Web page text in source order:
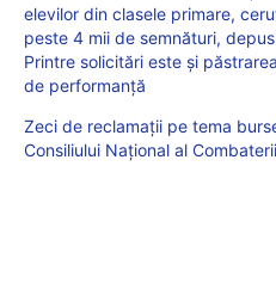
elevilor din clasele primare,
peste 4 mii de semnături,
Printre solicitări este și
de performanță
Zeci de reclamații pe tema
Consiliului Național al